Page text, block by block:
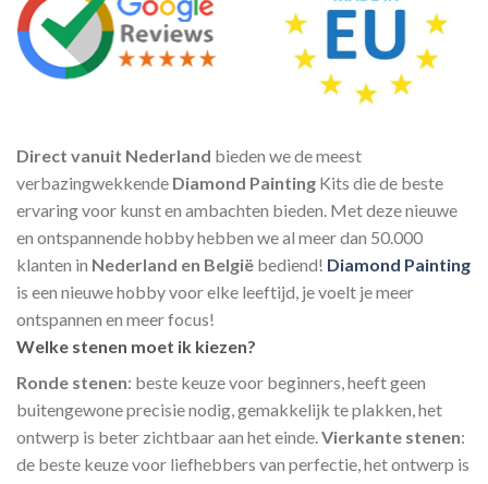
Direct vanuit Nederland bieden we de meest
verbazingwekkende Diamond Painting Kits die de beste
ervaring voor kunst en ambachten bieden. Met deze nieuwe
en ontspannende hobby hebben we al meer dan 50.000
klanten in Nederland en België bediend! Diamond Painting
is een nieuwe hobby voor elke leeftijd, je voelt je meer
ontspannen en meer focus!
Welke stenen moet ik kiezen?
Ronde stenen: beste keuze voor beginners, heeft geen
buitengewone precisie nodig, gemakkelijk te plakken, het
ontwerp is beter zichtbaar aan het einde.Vierkante stenen:
de beste keuze voor liefhebbers van perfectie, het ontwerp is